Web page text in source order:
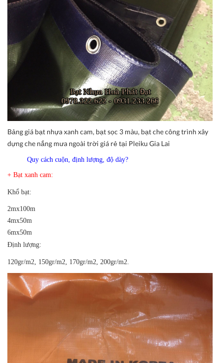
Bảng giá bạt nhựa xanh cam, bạt sọc 3 màu, bạt che công trình xây
dựng che nắng mưa ngoài trời giá rẻ tại Pleiku Gia Lai
Quy cách cuộn, định lượng, độ dày?
+ Bạt xanh cam:
Khổ bạt:
2mx100m
4mx50m
6mx50m
Định lượng:
120gr/m2, 150gr/m2, 170gr/m2, 200gr/m2.